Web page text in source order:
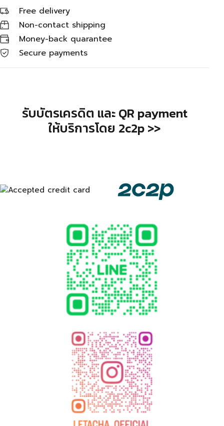
Free delivery
Non-contact shipping
Money-back quarantee
Secure payments
รับบัตรเครดิต และ QR payment
ให้บริการโดย 2c2p >>